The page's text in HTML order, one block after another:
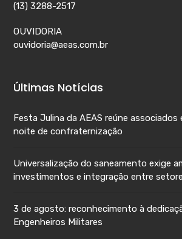
(13) 3288-2517
OUVIDORIA
ouvidoria@aeas.com.br
Últimas Notícias
Festa Julina da AEAS reúne associados
noite de confraternização
Universalização do saneamento exige
investimentos e integração entre
3 de agosto: reconhecimento à
Engenheiros Militares